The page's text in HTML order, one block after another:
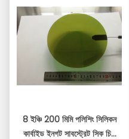
8 ইঞ্চি 200 মিমি পলিশিং সিলিকন
কার্বাইড ইনগট সাবস্ট্রেট সিক চিপ